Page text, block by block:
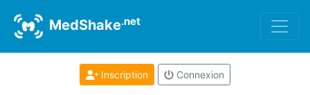
MedShake.net
Inscription Connexion